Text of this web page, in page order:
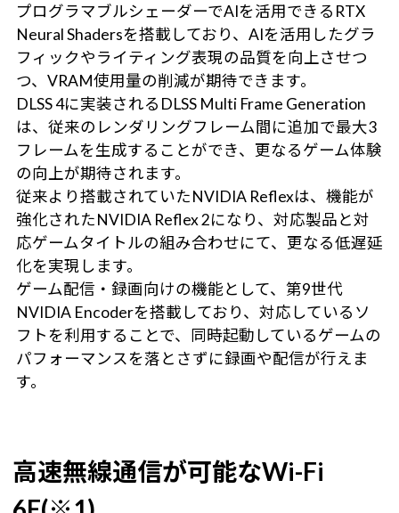
プログラマブルシェーダーでAIを活用できるRTX
Neural Shadersを搭載しており、AIを活用したグラ
フィックやライティング表現の品質を向上させつ
つ、VRAM使用量の削減が期待できます。
DLSS 4に実装されるDLSS Multi Frame Generation
は、従来のレンダリングフレーム間に追加で最大3
フレームを生成することができ、更なるゲーム体験
の向上が期待されます。
従来より搭載されていたNVIDIA Reflexは、機能が
強化されたNVIDIA Reflex 2になり、対応製品と対
応ゲームタイトルの組み合わせにて、更なる低遅延
化を実現します。
ゲーム配信・録画向けの機能として、第9世代
NVIDIA Encoderを搭載しており、対応しているソ
フトを利用することで、同時起動しているゲームの
パフォーマンスを落とさずに録画や配信が行えま
す。
高速無線通信が可能なWi-Fi